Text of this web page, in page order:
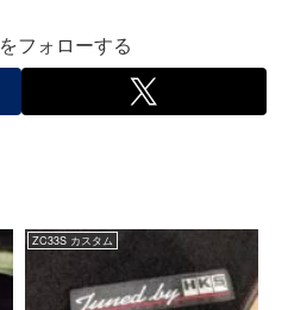
フォローする
ZC33S カスタム